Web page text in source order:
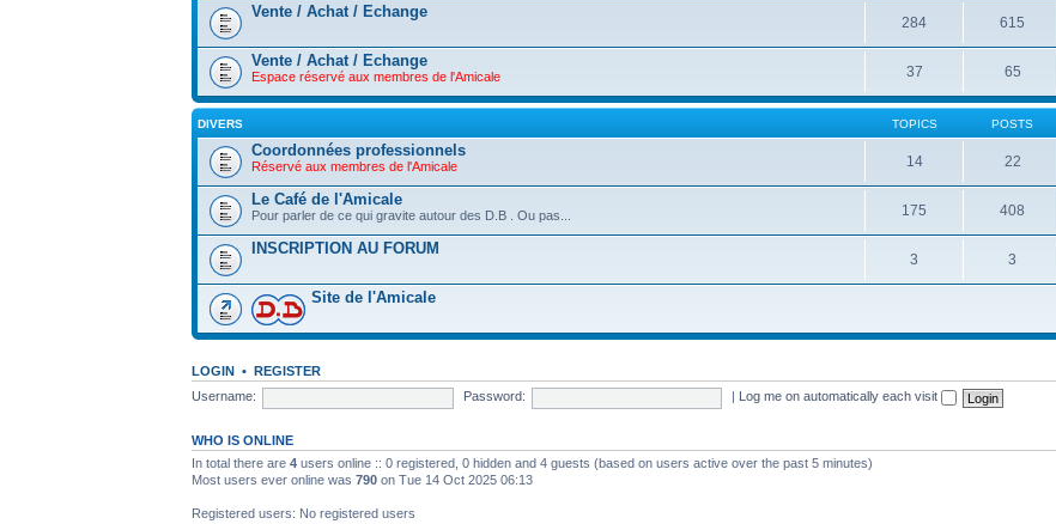
Vente / Achat / Echange
284 615
Vente / Achat / Echange
Espace réservé aux membres de l'Amicale 37 65
DIVERS TOPICS POSTS
Coordonnées professionnels
Réservé aux membres de l'Amicale 14 22
Le Café de l'Amicale
Pour parler de ce qui gravite autour des D.B . Ou pas... 175 408
INSCRIPTION AU FORUM
3 3
Site de l'Amicale
LOGIN • REGISTER
Username:
Password: Log me on automatically each visit
WHO IS ONLINE
In total there are 4 users online :: 0 registered, 0 hidden and 4 guests (based on users active over the past 5 minutes)
Most users ever online was 790 on Tue 14 Oct 2025 06:13
Registered users: No registered users